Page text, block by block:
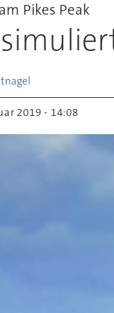
Pikes Peak
2019 - 14:08